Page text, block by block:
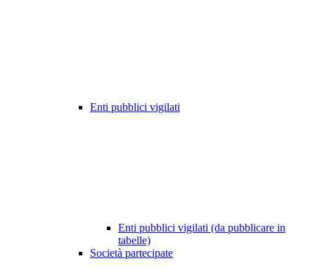
Enti pubblici vigilati
Enti pubblici vigilati (da pubblicare in
tabelle)
Società partecipate